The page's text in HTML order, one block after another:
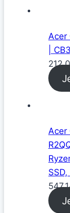
Acer
|
Acer